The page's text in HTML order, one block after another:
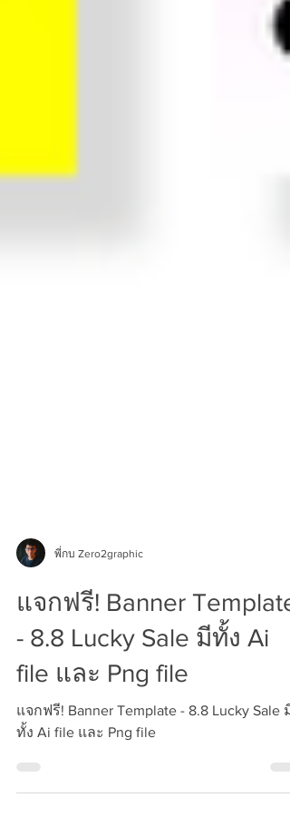
พี่กบ Zero2graphic
แจกฟรี! Banner Template
- 8.8 Lucky Sale มีทั้ง Ai
file และ Png file
แจกฟรี! Banner Template - 8.8 Lucky Sale มี
ทั้ง Ai file และ Png file